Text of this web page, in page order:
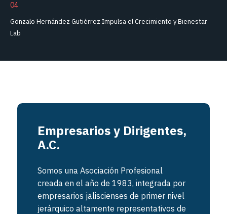
04
Gonzalo Hernández Gutiérrez Impulsa el Crecimiento y Bienestar
Lab
Empresarios y Dirigentes,
A.C.
Somos una Asociación Profesional
creada en el año de 1983, integrada por
empresarios jaliscienses de primer nivel
jerárquico altamente representativos de